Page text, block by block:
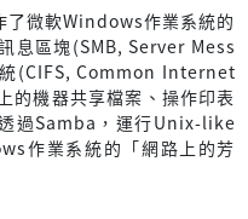
微軟Windows作業系統的
息區塊(SMB, Server Mess
(CIFS, Common Internet
的機器共享檔案、操作印表
過Samba，運行Unix-like
作業系統的「網路上的芳